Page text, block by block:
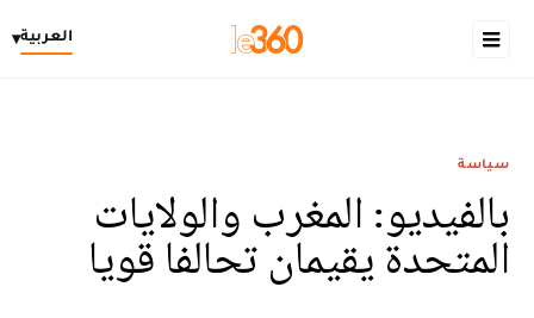
العربية▾
سياسة
بالفيديو: المغرب والولايات
المتحدة يقيمان تحالفا قويا